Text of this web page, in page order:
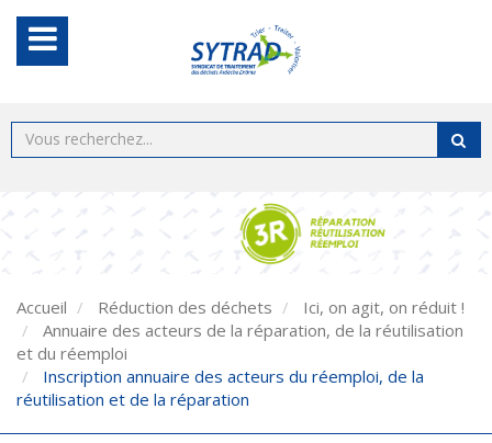
Accueil Réduction des déchets
Ici, on agit, on réduit !
Annuaire des acteurs de la réparation, de la réutilisation
et du réemploi
Inscription annuaire des acteurs du réemploi, de la
réutilisation et de la réparation